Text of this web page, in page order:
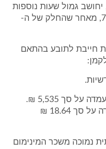
גמול שעות נוספות
בערכים של 25%, 50% ו- 75%, מאחר שהחלק של ה-
חייבת לתובע בהתאם
ב. תוספת המחזור החודשית עמדה על סך 5,535 ₪.
תוספת המחזור השעתית עמדה על סך 18.64 ₪
נמוכה משכר המינימום